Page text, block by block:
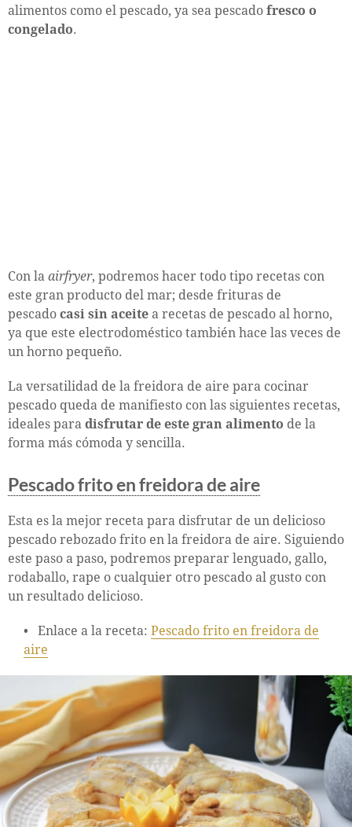
alimentos como el pescado, ya sea pescado fresco o
congelado.
Con la airfryer, podremos hacer todo tipo recetas con
este gran producto del mar; desde frituras de
pescado casi sin aceite a recetas de pescado al horno,
ya que este electrodoméstico también hace las veces de
un horno pequeño.
La versatilidad de la freidora de aire para cocinar
pescado queda de manifiesto con las siguientes recetas,
ideales para disfrutar de este gran alimento de la
forma más cómoda y sencilla.
Pescado frito en freidora de aire
Esta es la mejor receta para disfrutar de un delicioso
pescado rebozado frito en la freidora de aire. Siguiendo
este paso a paso, podremos preparar lenguado, gallo,
rodaballo, rape o cualquier otro pescado al gusto con
un resultado delicioso.
Enlace a la receta: Pescado frito en freidora de
aire